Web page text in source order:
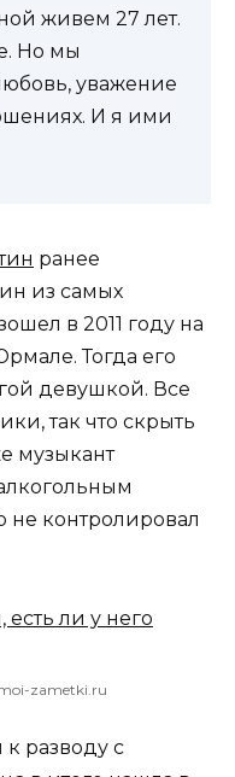
живем 27 лет.
Но мы
уважение
И я ими
ранее
из самых
в 2011 году на
Тогда его
девушкой. Все
так что скрыть
музыкант
не контролировал
zametki.ru
к разводу с